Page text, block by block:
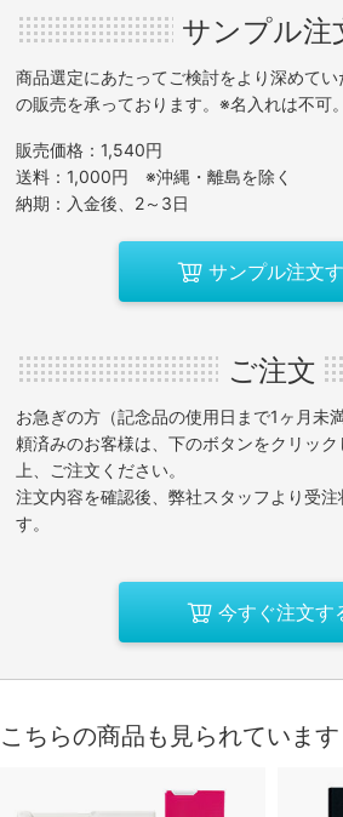
サンプル注
商品選定にあたってご検討をより深めて
の販売を承っております。※名入れは不可。
販売価格：1,540円
送料：1,000円 ※沖縄・離島を除く
納期：入金後、2～3日
サンプル注文
ご注文
お急ぎの方（記念品の使用日まで1ヶ月未
頼済みのお客様は、下のボタンをクリッ
上、ご注文ください。
注文内容を確認後、弊社スタッフより受
す。
今すぐ注文す
こちらの商品も見られています